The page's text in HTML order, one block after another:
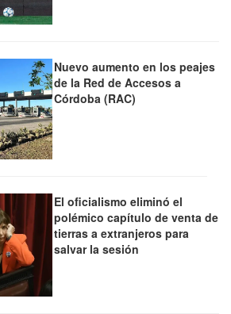
Nuevo aumento en los peajes
de la Red de Accesos a
Córdoba (RAC)
El oficialismo eliminó el
polémico capítulo de venta de
tierras a extranjeros para
salvar la sesión